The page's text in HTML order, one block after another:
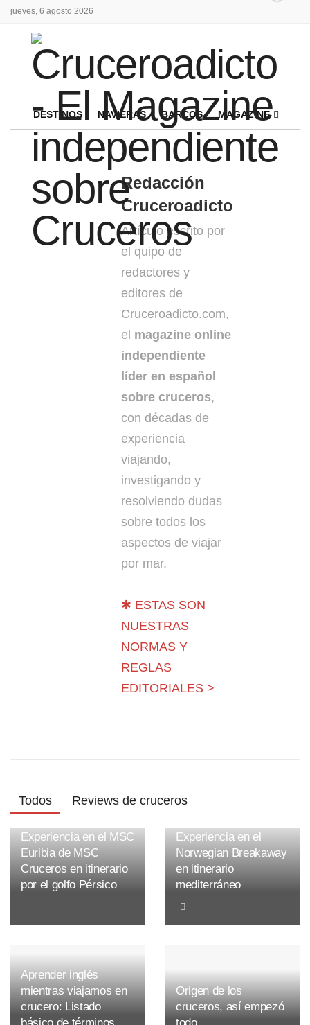
jueves, 6 agosto 2026
DESTINOS NAVIERAS BARCOS MAGAZINE
Redacción
Cruceroadicto
Artículo escrito por
el quipo de
redactores y
editores de
Cruceroadicto.com,
el magazine online
independiente
líder en español
sobre cruceros,
con décadas de
experiencia
viajando,
investigando y
resolviendo dudas
sobre todos los
aspectos de viajar
por mar.
✱ ESTAS SON
NUESTRAS
NORMAS Y
REGLAS
EDITORIALES >
Todos Reviews de cruceros
Experiencia en el MSC
Euribia de MSC
Cruceros en itinerario
por el golfo Pérsico
Experiencia en el
Norwegian Breakaway
en itinerario
mediterráneo
Aprender inglés
mientras viajamos en
crucero: Listado
Origen de los
cruceros, así empezó